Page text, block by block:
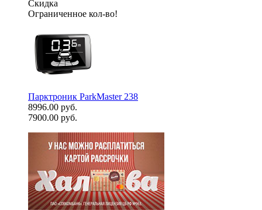
Скидка
Ограниченное кол-во!
Парктроник ParkMaster 238
8996.00 руб.
7900.00 руб.